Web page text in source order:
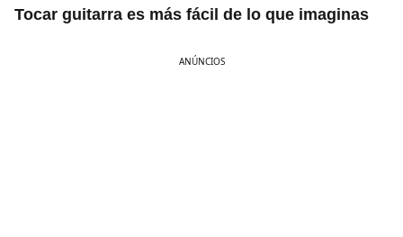
Tocar guitarra es más fácil de lo que imaginas
ANÚNCIOS